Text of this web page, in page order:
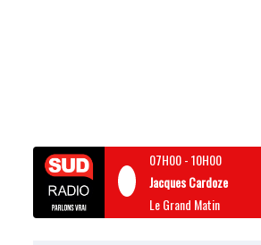
07H00-10H00
Jacques Cardoze
Le Grand Matin